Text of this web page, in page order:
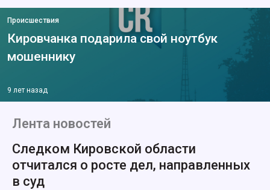
Происшествия
Кировчанка подарила свой ноутбук
мошеннику
9 лет назад
Лента новостей
Следком Кировской области
отчитался о росте дел, направленных
в суд